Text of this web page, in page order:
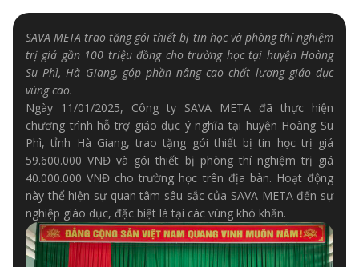
SAVA META trao tặng gói thiết bị tin học và phòng thí nghiệm
trị giá gần 100 triệu đồng cho trường học tại huyện Hoàng
Su Phì, Hà Giang, góp phần nâng cao chất lượng giáo dục
vùng cao.
Ngày 11/01/2025, Công ty SAVA META đã thực hiện
chương trình hỗ trợ giáo dục ý nghĩa tại huyện Hoàng Su
Phì, tỉnh Hà Giang, trao tặng gói thiết bị tin học trị giá
59.600.000 VNĐ và gói thiết bị phòng thí nghiệm trị giá
40.000.000 VNĐ cho trường học trên địa bàn. Hoạt động
này thể hiện sự quan tâm sâu sắc của SAVA META đến sự
nghiệp giáo dục, đặc biệt là tại các vùng khó khăn.